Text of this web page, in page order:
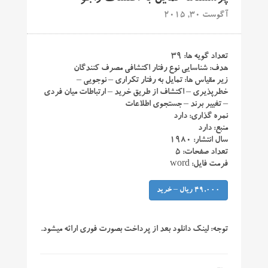
آگوست 30, 2015
تعداد گویه ها: ۳۹
هدف: شناسایی نوع رفتار اکتشافی مصرف کنندگان
زیر مقیاس ها: تمایل به رفتار تکراری – نوجویی –
خطرپذیری – اکتشاف از طریق خرید – ارتباطات میان فردی
– تغییر برند – جستجوی اطلاعات
نمره گذاری: دارد
منبع: دارد
سال انتشار: ۱۹۸۰
تعداد صفحات: ۵
فرمت فایل: word
49,000 ریال – خرید
توجه: لینک دانلود بعد از پرداخت بصورت فوری ارائه میشود.